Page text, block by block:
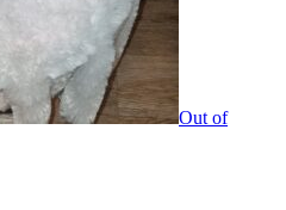
Out of